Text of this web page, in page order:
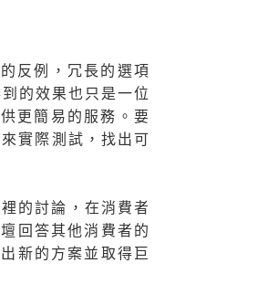
反例，冗長的選項
的效果也只是一位
更簡易的服務。要
實際測試，找出可
的討論，在消費者
回答其他消費者的
新的方案並取得巨